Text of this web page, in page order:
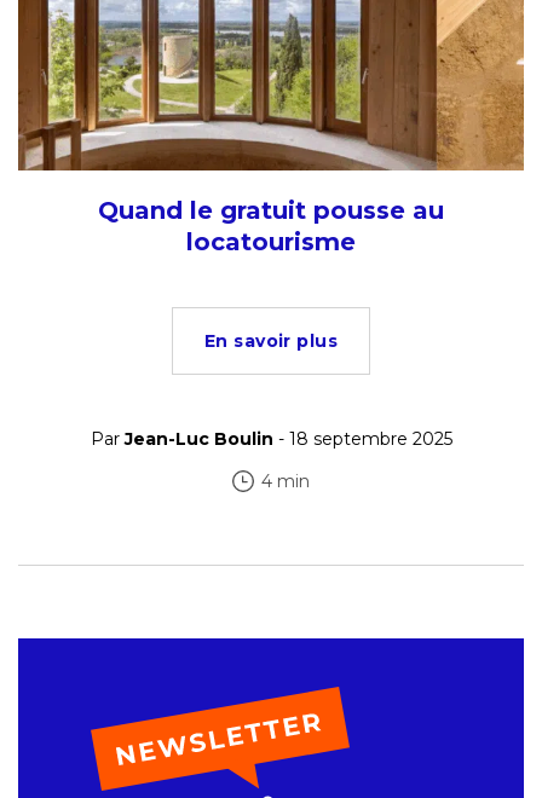
Quand le gratuit pousse au
locatourisme
En savoir plus
ParJean-Luc Boulin - 18 septembre 2025
4 min